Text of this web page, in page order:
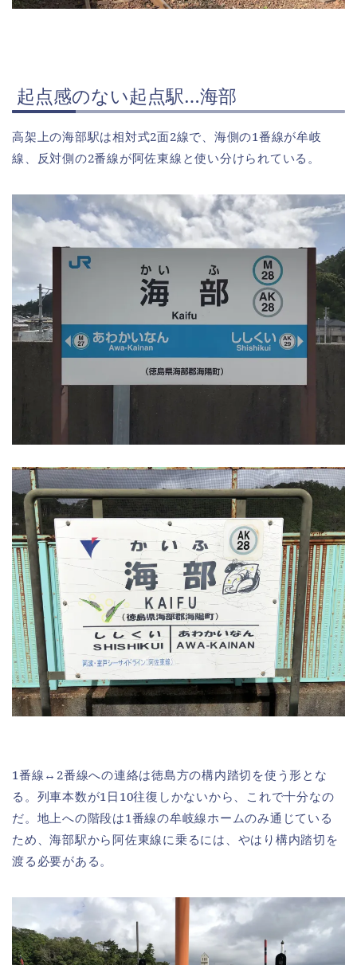
起点感のない起点駅…海部
高架上の海部駅は相対式2面2線で、海側の1番線が牟岐
線、反対側の2番線が阿佐東線と使い分けられている。
1番線↔︎2番線への連絡は徳島方の構内踏切を使う形とな
る。列車本数が1日10往復しかないから、これで十分なの
だ。地上への階段は1番線の牟岐線ホームのみ通じている
ため、海部駅から阿佐東線に乗るには、やはり構内踏切を
渡る必要がある。